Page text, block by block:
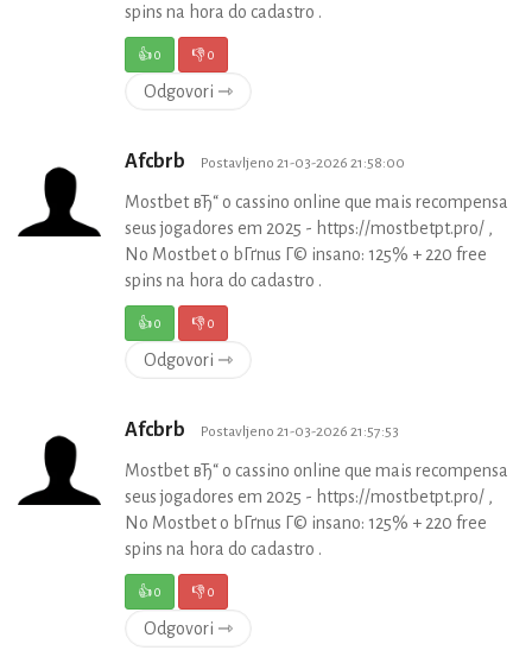
spins na hora do cadastro .
👍0 👎0
Odgovori ⇾
Afcbrb Postavljeno 21-03-2026 21:58:00
Mostbet вЂ“ o cassino online que mais recompensa
seus jogadores em 2025 - https://mostbetpt.pro/ ,
No Mostbet o bГґnus Г© insano: 125% + 220 free
spins na hora do cadastro .
👍0 👎0
Odgovori ⇾
Afcbrb Postavljeno 21-03-2026 21:57:53
Mostbet вЂ“ o cassino online que mais recompensa
seus jogadores em 2025 - https://mostbetpt.pro/ ,
No Mostbet o bГґnus Г© insano: 125% + 220 free
spins na hora do cadastro .
👍0 👎0
Odgovori ⇾